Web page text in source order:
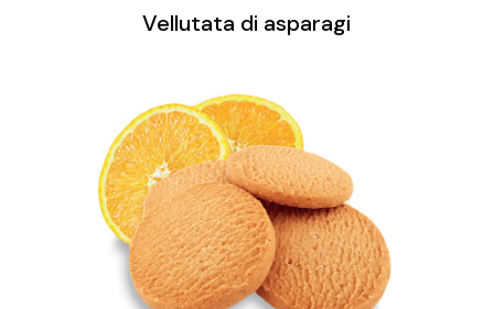
Vellutata di asparagi